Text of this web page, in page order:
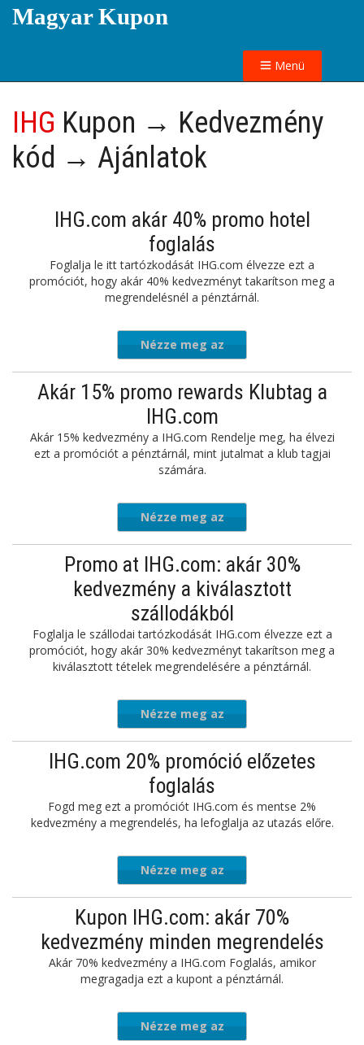
Magyar Kupon
Menü
IHG Kupon → Kedvezmény
kód → Ajánlatok
IHG.com akár 40% promo hotel
foglalás
Foglalja le itt tartózkodását IHG.com élvezze ezt a
promóciót, hogy akár 40% kedvezményt takarítson meg a
megrendelésnél a pénztárnál.
Nézze meg az
ajánlatot
Akár 15% promo rewards Klubtag a
IHG.com
Akár 15% kedvezmény a IHG.com Rendelje meg, ha élvezi
ezt a promóciót a pénztárnál, mint jutalmat a klub tagjai
számára.
Nézze meg az
ajánlatot
Promo at IHG.com: akár 30%
kedvezmény a kiválasztott
szállodákból
Foglalja le szállodai tartózkodását IHG.com élvezze ezt a
promóciót, hogy akár 30% kedvezményt takarítson meg a
kiválasztott tételek megrendelésére a pénztárnál.
Nézze meg az
ajánlatot
IHG.com 20% promóció előzetes
foglalás
Fogd meg ezt a promóciót IHG.com és mentse 2%
kedvezmény a megrendelés, ha lefoglalja az utazás előre.
Nézze meg az
ajánlatot
Kupon IHG.com: akár 70%
kedvezmény minden megrendelés
Akár 70% kedvezmény a IHG.com Foglalás, amikor
megragadja ezt a kupont a pénztárnál.
Nézze meg az